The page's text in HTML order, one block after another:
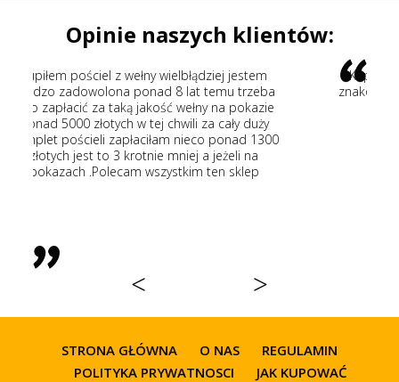
Opinie naszych klientów:
jestem
temu trzeba
na pokazie
za cały duży
ponad 1300
a jeżeli na
ten sklep
Kupiłem kołdrę wełnianą fachowe
znakomita jakość wełny szybka wysyłka.
wszystkim
< >
STRONA GŁÓWNA O NAS
REGULAMIN
POLITYKA PRYWATNOSCI
JAK KUPOWAĆ